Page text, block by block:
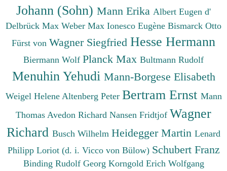
Johann (Sohn) Mann Erika Albert Eugen d'
Delbrück Max Weber Max Ionesco Eugène Bismarck Otto
Fürst von Wagner Siegfried Hesse Hermann
Biermann Wolf Planck Max Bultmann Rudolf
Menuhin Yehudi Mann-Borgese Elisabeth
Weigel Helene Altenberg Peter Bertram Ernst Mann
Thomas Avedon Richard Nansen Fridtjof Wagner
Richard Busch Wilhelm Heidegger Martin Lenard
Philipp Loriot (d. i. Vicco von Bülow) Schubert Franz
Binding Rudolf Georg Korngold Erich Wolfgang